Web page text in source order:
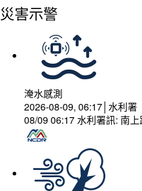
災害示警
淹水感測
2026-08-09, 06:17│水利署
08/09 06:17 水利署訊: 南